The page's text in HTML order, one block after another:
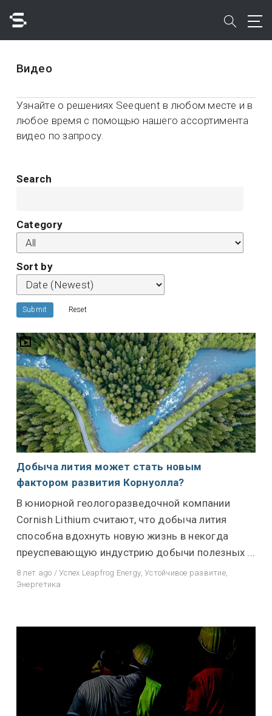
main
search
Видео
Узнайте о решениях Seequent в любом месте и в
любое время с помощью нашего ассортимента
видео по запросу.
Search
Category
Sort by
Submit Reset
Добыча лития может стать новым
фактором развития Корнуолла?
В юниорной геологоразведочной компании
Cornish Lithium считают, что добыча лития
способна вдохнуть новую жизнь в некогда
преуспевающую индустрию добычи полезных ...
8 лет ago /Успех Leapfrog Energy,Устойчивое развитие
Энергетика